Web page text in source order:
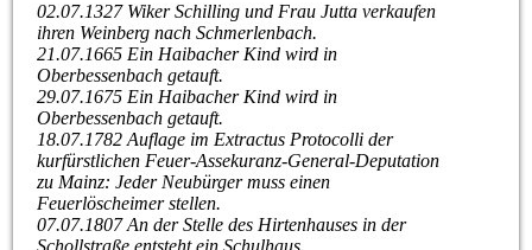
02.07.1327 Wiker Schilling und Frau Jutta verkaufen
ihren Weinberg nach Schmerlenbach.
21.07.1665 Ein Haibacher Kind wird in
Oberbessenbach getauft.
29.07.1675 Ein Haibacher Kind wird in
Oberbessenbach getauft.
18.07.1782 Auflage im Extractus Protocolli der
kurfürstlichen Feuer-Assekuranz-General-Deputation
zu Mainz: Jeder Neubürger muss einen
Feuerlöscheimer stellen.
07.07.1807 An der Stelle des Hirtenhauses in der